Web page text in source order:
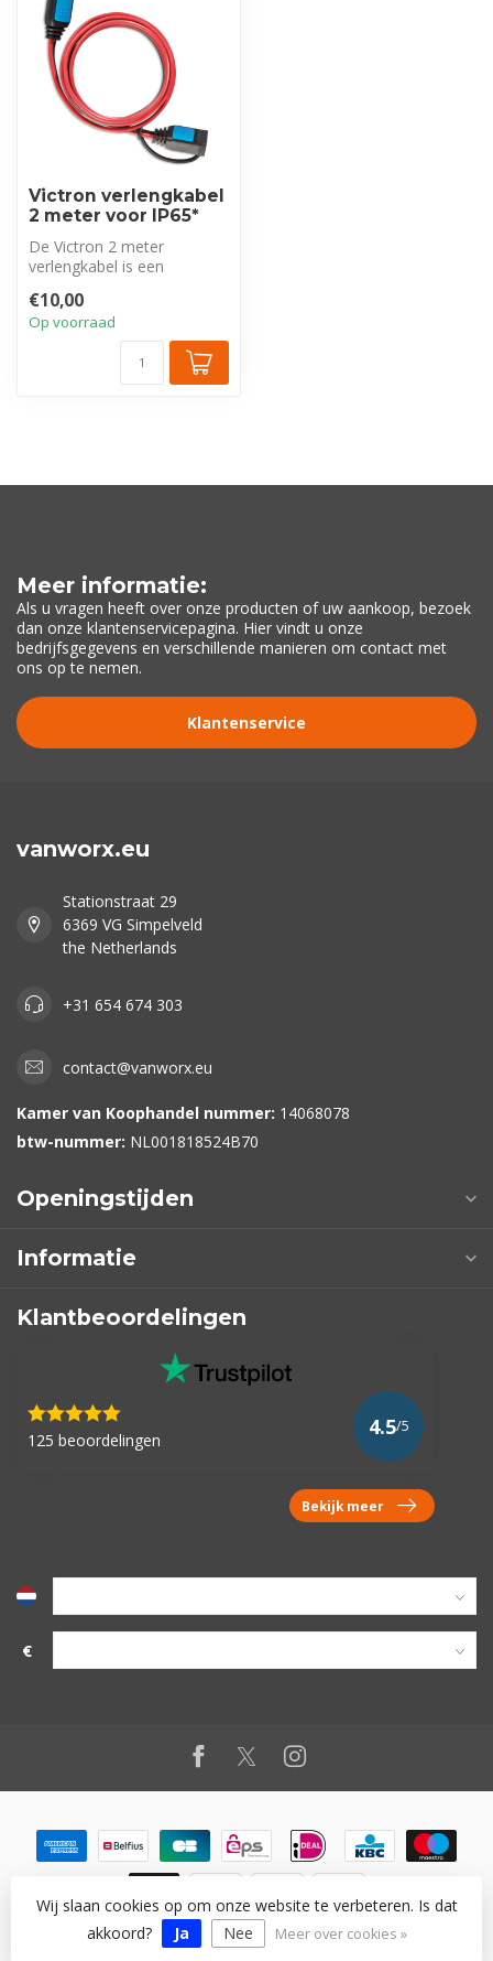
Victron verlengkabel
2 meter voor IP65*
De Victron 2 meter
verlengkabel is een
uw Blue Smart ...
€10,00
Op voorraad
Meer informatie:
Als u vragen heeft over onze producten of uw aankoop, bezoek
dan onze klantenservicepagina. Hier vindt u onze
bedrijfsgegevens en verschillende manieren om contact met
ons op te nemen.
Klantenservice
vanworx.eu
Stationstraat 29
6369 VG Simpelveld
the Netherlands
+31 654 674 303
contact@vanworx.eu
Kamer van Koophandel nummer: 14068078
btw-nummer: NL001818524B70
Openingstijden
Informatie
Klantbeoordelingen
125 beoordelingen
4.5/5
Bekijk meer
€
© Copyright 2026 vanworx.eu
Wij slaan cookies op om onze website te verbeteren. Is dat
akkoord?
Ja Nee Meer over cookies »